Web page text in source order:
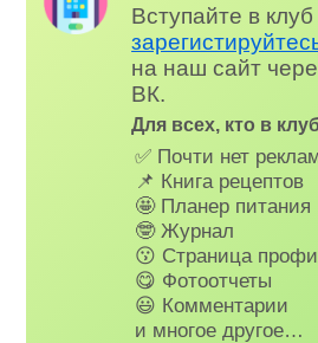
Вступайте в
на наш сайт
ВК.
Для всех, кто в
✅ Почти нет
📌 Книга рецептов
🤩 Планер питания
🤓 Журнал
😗 Страница
😋 Фотоотчеты
😃 Комментарии
и многое другое…